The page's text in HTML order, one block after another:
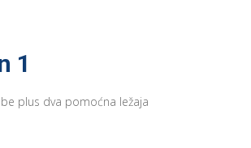
1
plus dva pomoćna ležaja